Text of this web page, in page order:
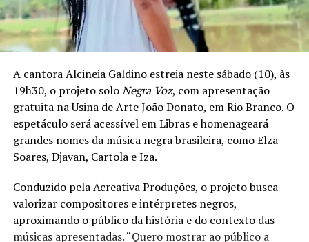
A cantora Alcineia Galdino estreia neste sábado (10), às
19h30, o projeto soloNegra Voz, com apresentação
gratuita na Usina de Arte João Donato, em Rio Branco. O
espetáculo será acessível em Libras e homenageará
grandes nomes da música negra brasileira, como Elza
Soares, Djavan, Cartola e Iza.
Conduzido pela Acreativa Produções, o projeto busca
valorizar compositores e intérpretes negros,
aproximando o público da história e do contexto das
músicas apresentadas. “Quero mostrar ao público a